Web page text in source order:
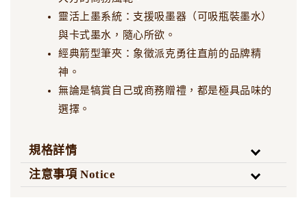
靈活上墨系統：支援吸墨器（可吸瓶裝墨水）
與卡式墨水，隨心所欲。
經典箭型筆夾：象徵派克勇往直前的品牌精
神。
無論是犒賞自己或商務贈禮，都是極具品味的
選擇。
規格詳情
注意事項 Notice